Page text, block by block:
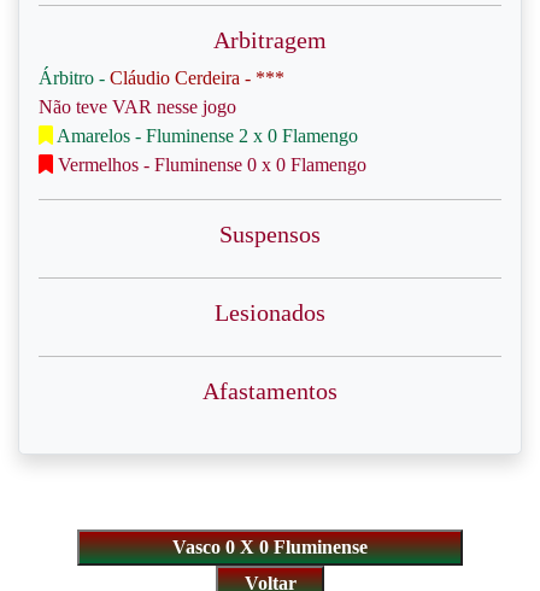
Arbitragem
Árbitro - Cláudio Cerdeira - ***
Não teve VAR nesse jogo
Amarelos - Fluminense 2 x 0 Flamengo
Vermelhos - Fluminense 0 x 0 Flamengo
Suspensos
Lesionados
Afastamentos